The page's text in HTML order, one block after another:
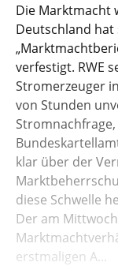
Die Marktmacht
Deutschland
verfestigt. RWE
Stromerzeuger
von Stunden
klar über der
diese Schwelle
Der am
erstmaligen A...